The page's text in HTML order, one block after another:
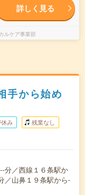
詳しく見る
ルケア事業部
手から始め
休み 残業なし
分／西線１６条駅か
／山鼻１９条駅から-